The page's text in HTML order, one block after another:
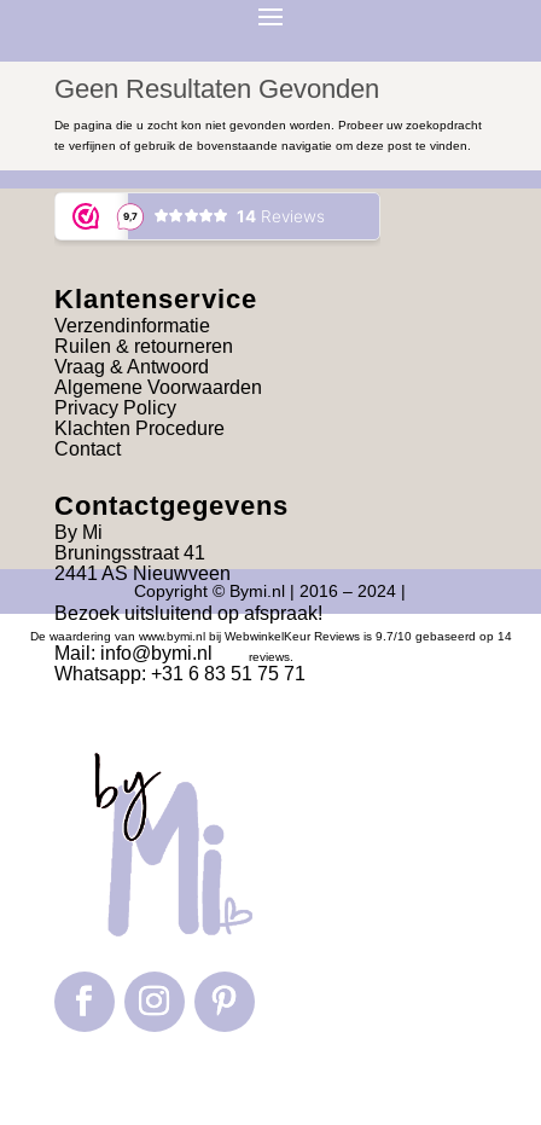
Geen Resultaten Gevonden
De pagina die u zocht kon niet gevonden worden. Probeer uw zoekopdracht
te verfijnen of gebruik de bovenstaande navigatie om deze post te vinden.
Klantenservice
Verzendinformatie
Ruilen & retourneren
Vraag & Antwoord
Algemene Voorwaarden
Privacy Policy
Klachten Procedure
Contact
Contactgegevens
By Mi
Bruningsstraat 41
2441 AS Nieuwveen
Bezoek uitsluitend op afspraak!
Mail: info@bymi.nl
Whatsapp: +31 6 83 51 75 71
Copyright © Bymi.nl | 2016 – 2024 |
De waardering van www.bymi.nl bij WebwinkelKeur Reviewsis 9.7/10 gebaseerd op 14
reviews.